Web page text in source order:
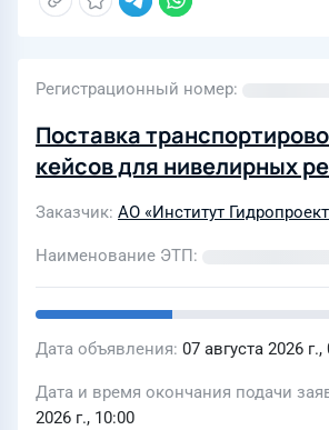
Регистрационный номер
Поставка
кейсов для нивелирных
Заказчик АО «Институт
Наименование ЭТП
Дата объявления 07 августа 2026 г.,
Дата и время окончания подачи
2026 г., 10:00